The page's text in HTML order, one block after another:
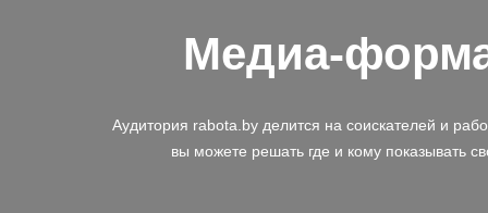
Технические требования
Медиа-
Аудитория rabota.by делится на соискателей и
вы можете решать где и кому показывать